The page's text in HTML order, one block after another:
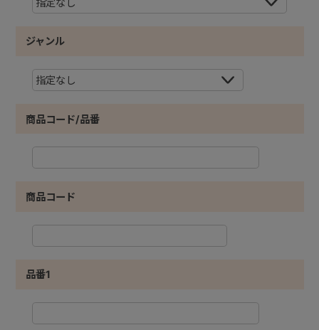
ジャンル
商品コード/品番
商品コード
品番1